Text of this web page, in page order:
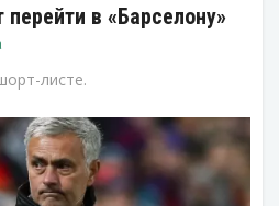
в «Барселону»
листе.